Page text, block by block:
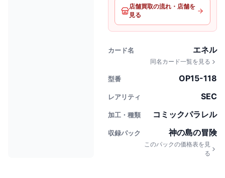
店舗買取の流れ・店舗を
見る
カード名 エネル
同名カード一覧を見る
型番 OP15-118
レアリティ SEC
加工・種類 コミックパラレル
収録パック 神の島の冒険
このパックの価格表を見
る